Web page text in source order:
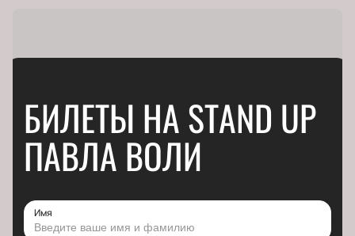
БИЛЕТЫ НА STAND UP
ПАВЛА ВОЛИ
Имя